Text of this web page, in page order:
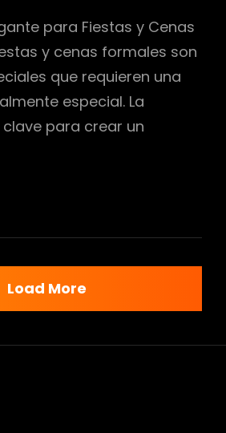
para Fiestas y Cenas
y cenas formales son
que requieren una
especial. La
para crear un
Load More